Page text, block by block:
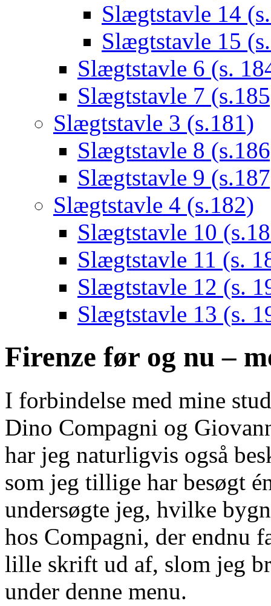
Slægtstavle 14
Slægtstavle 15
Slægtstavle 6 (s.
Slægtstavle 7
Slægtstavle 3 (s.181)
Slægtstavle 8
Slægtstavle 9
Slægtstavle 4 (s.182)
Slægtstavle 10
Slægtstavle 11 (s.
Slægtstavle 12 (s.
Slægtstavle 13 (s.
Firenze før og nu –
I forbindelse med mine
Dino Compagni og
har jeg naturligvis også
som jeg tillige har besøgt
undersøgte jeg, hvilke
hos Compagni, der endnu
lille skrift ud af, slom jeg
under denne menu.